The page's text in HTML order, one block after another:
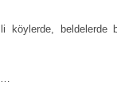
köylerde, beldelerde